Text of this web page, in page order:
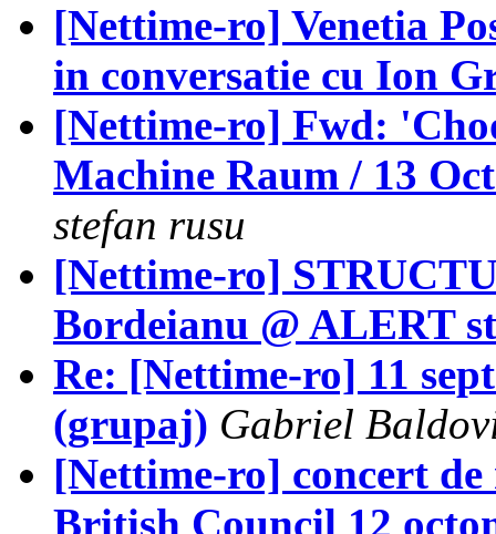
[Nettime-ro] Venetia
in conversatie cu Ion
[Nettime-ro] Fwd:
Machine Raum / 13
stefan rusu
[Nettime-ro]
Bordeianu @ ALERT
Re: [Nettime-ro] 11
(grupaj) Gabriel
[Nettime-ro] concert
British Council 12